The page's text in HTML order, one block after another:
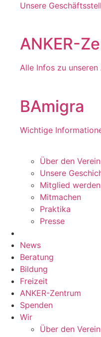
Unsere
ANKER-
Alle Infos zu
BAmigra
Wichtige
Über den Verein
Unsere
Mitglied werden
Mitmachen
Praktika
Presse
News
Beratung
Bildung
Freizeit
ANKER-Zentrum
Spenden
Wir
Über den Verein